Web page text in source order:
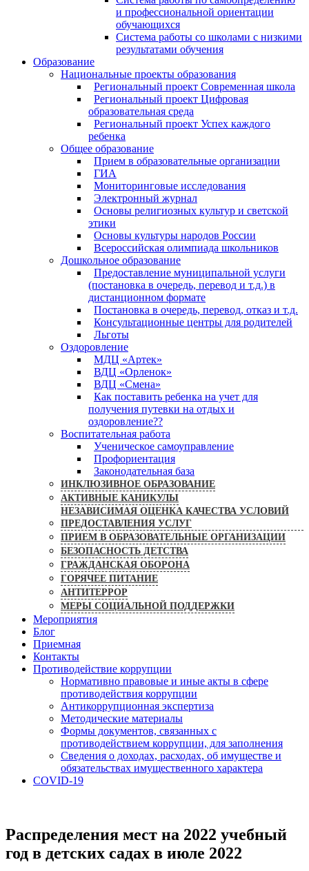
и профессиональной ориентации
обучающихся
Система работы со школами с низкими
результатами обучения
Образование
Национальные проекты образования
Региональный проект Современная школа
Региональный проект Цифровая
образовательная среда
Региональный проект Успех каждого
ребенка
Общее образование
Прием в образовательные организации
ГИА
Мониторинговые исследования
Электронный журнал
Основы религиозных культур и светской
этики
Основы культуры народов России
Всероссийская олимпиада школьников
Дошкольное образование
Предоставление муниципальной услуги
(постановка в очередь, перевод и т.д.) в
дистанционном формате
Постановка в очередь, перевод, отказ и т.д.
Консультационные центры для родителей
Льготы
Оздоровление
МДЦ «Артек»
ВДЦ «Орленок»
ВДЦ «Смена»
Как поставить ребенка на учет для
получения путевки на отдых и
оздоровление??
Воспитательная работа
Ученическое самоуправление
Профориентация
Законодательная база
ИНКЛЮЗИВНОЕ ОБРАЗОВАНИЕ
АКТИВНЫЕ КАНИКУЛЫ
НЕЗАВИСИМАЯ ОЦЕНКА КАЧЕСТВА УСЛОВИЙ
ПРЕДОСТАВЛЕНИЯ УСЛУГ
ПРИЕМ В ОБРАЗОВАТЕЛЬНЫЕ ОРГАНИЗАЦИИ
БЕЗОПАСНОСТЬ ДЕТСТВА
ГРАЖДАНСКАЯ ОБОРОНА
ГОРЯЧЕЕ ПИТАНИЕ
АНТИТЕРРОР
МЕРЫ СОЦИАЛЬНОЙ ПОДДЕРЖКИ
Мероприятия
Блог
Приемная
Контакты
Противодействие коррупции
Нормативно правовые и иные акты в сфере
противодействия коррупции
Антикоррупционная экспертиза
Методические материалы
Формы документов, связанных с
противодействием коррупции, для заполнения
Сведения о доходах, расходах, об имуществе и
обязательствах имущественного характера
COVID-19
Распределения мест на 2022 учебный
год в детских садах в июле 2022